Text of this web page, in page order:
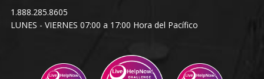
1.888.285.8605
LUNES - VIERNES 07:00 a 17:00 Hora del Pacífico